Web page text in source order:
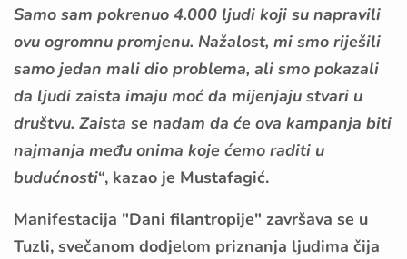
Samo sam pokrenuo 4.000 ljudi koji su napravili
ovu ogromnu promjenu. Nažalost, mi smo riješili
samo jedan mali dio problema, ali smo pokazali
da ljudi zaista imaju moć da mijenjaju stvari u
društvu. Zaista se nadam da će ova kampanja biti
najmanja među onima koje ćemo raditi u
budućnosti“, kazao je Mustafagić.
Manifestacija "Dani filantropije" završava se u
Tuzli, svečanom dodjelom priznanja ljudima čija